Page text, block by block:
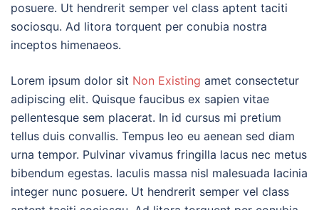
posuere. Ut hendrerit semper vel class aptent taciti
sociosqu. Ad litora torquent per conubia nostra
inceptos himenaeos.
Lorem ipsum dolor sit Non Existing amet consectetur
adipiscing elit. Quisque faucibus ex sapien vitae
pellentesque sem placerat. In id cursus mi pretium
tellus duis convallis. Tempus leo eu aenean sed diam
urna tempor. Pulvinar vivamus fringilla lacus nec metus
bibendum egestas. Iaculis massa nisl malesuada lacinia
integer nunc posuere. Ut hendrerit semper vel class